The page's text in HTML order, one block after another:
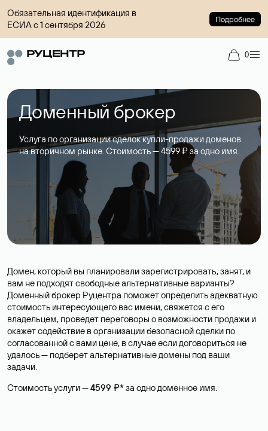
Обязательная идентификация в
ЕСИА с 1 сентября 2026
Подробнее
0
Доменный брокер
Услуга по организации сделок купли-продажи доменов
на вторичном рынке. Стоимость — 4599 ₽ за одно имя.
Домен, который вы планировали зарегистрировать, занят, и
вам не подходят свободные альтернативные варианты?
Доменный брокер Руцентра поможет определить адекватную
стоимость интересующего вас имени, свяжется с его
владельцем, проведет переговоры о возможности продажи и
окажет содействие в организации безопасной сделки по
согласованной с вами цене, в случае если договориться не
удалось — подберет альтернативные домены под ваши
задачи.
Стоимость услуги —4599 ₽*за одно доменное имя.